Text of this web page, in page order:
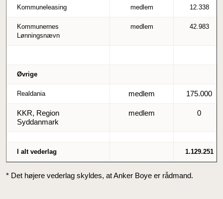
Kommuneleasing medlem 12.338
Kommunernes
Lønningsnævn
medlem 42.983
Øvrige
Realdania medlem 175.000
KKR, Region
Syddanmark
medlem 0
I alt vederlag 1.129.251
* Det højere vederlag skyldes, at Anker Boye er rådmand.